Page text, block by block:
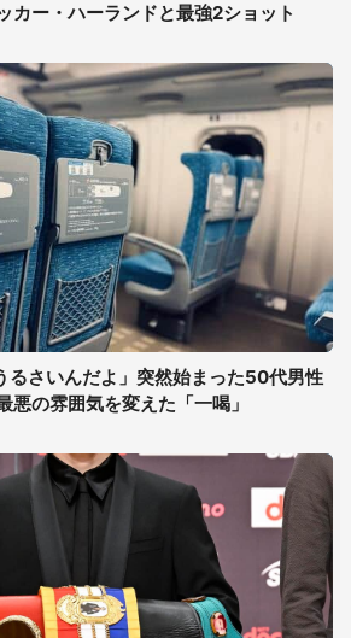
カー・ハーランドと最強2ショット
るさいんだよ」突然始まった50代男性
悪の雰囲気を変えた「一喝」